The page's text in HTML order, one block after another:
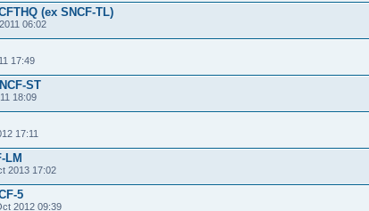
(ex SNCF-TL)
06:02
17:49
ST
18:09
17:11
LM
2013 17:02
5
2012 09:39